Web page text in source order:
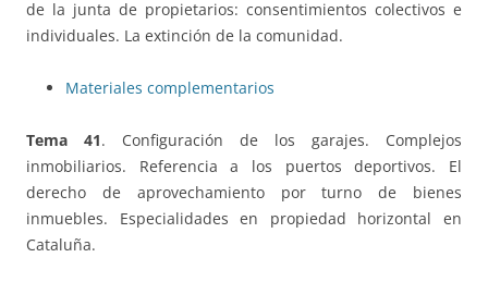
de la junta de propietarios: consentimientos colectivos e
individuales. La extinción de la comunidad.
Materiales complementarios
Tema 41. Configuración de los garajes. Complejos
inmobiliarios. Referencia a los puertos deportivos. El
derecho de aprovechamiento por turno de bienes
inmuebles. Especialidades en propiedad horizontal en
Cataluña.